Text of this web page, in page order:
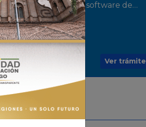
o electromecánicos o software de
juegos) de las Empresas Fabricantes
Autorizadas
Ver trámite